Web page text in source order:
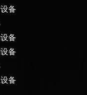
备
备
备
备